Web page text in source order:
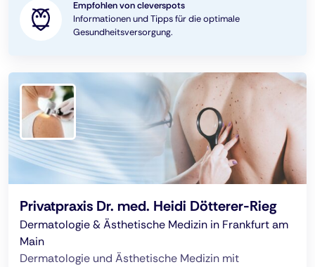
Empfohlen von cleverspots
Informationen und Tipps für die optimale
Gesundheitsversorgung.
Privatpraxis Dr. med. Heidi Dötterer-Rieg
Dermatologie & Ästhetische Medizin in Frankfurt am
Main
Dermatologie und Ästhetische Medizin mit